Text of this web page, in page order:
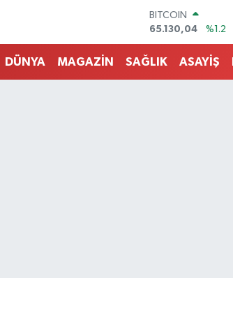
DOLAR
47,7106
%0.17
EURO
55,1652
%0.27
DÜNYA MAGAZİN SAĞLIK ASAYİŞ